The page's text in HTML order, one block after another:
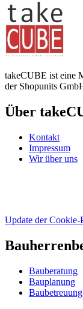
takeCUBE ist eine
der Shopunits
Über
Kontakt
Impressum
Wir über uns
Update der Cookie-
Bauberatung
Bauplanung
Baubetreuung